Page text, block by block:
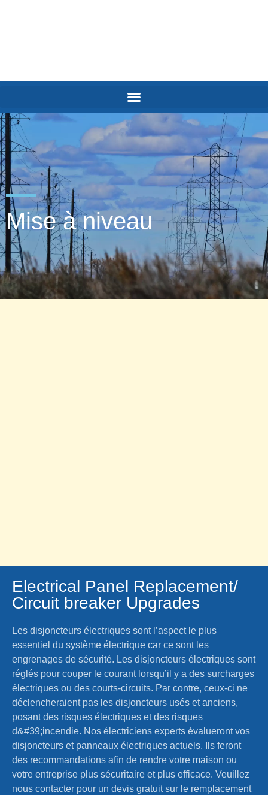
Mise à niveau
Electrical Panel Replacement/
Circuit breaker Upgrades
Les disjoncteurs électriques sont l’aspect le plus
essentiel du système électrique car ce sont les
engrenages de sécurité. Les disjoncteurs électriques sont
réglés pour couper le courant lorsqu’il y a des surcharges
électriques ou des courts-circuits. Par contre, ceux-ci ne
déclencheraient pas les disjoncteurs usés et anciens,
posant des risques électriques et des risques
d&#39;incendie. Nos électriciens experts évalueront vos
disjoncteurs et panneaux électriques actuels. Ils feront
des recommandations afin de rendre votre maison ou
votre entreprise plus sécuritaire et plus efficace. Veuillez
nous contacter pour un devis gratuit sur le remplacement